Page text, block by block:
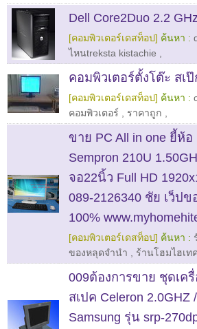
Dell Core2Duo 2.2
[คอมพิวเตอร์เดสท็อป] ค้นหา :
ไหนtreksta kistachie
คอมพิวเตอร์ตั้งโต๊ะ สเ
[คอมพิวเตอร์เดสท็อป] ค้นหา :
คอมพิวเตอร์
ราคาถูก
ขาย PC All in one ยี้ห้อ
Sempron 210U
จอ22นิ้ว Full HD
089-2126340 ชัย เว็ป
100%
[คอมพิวเตอร์เดสท็อป] ค้นหา :
ของหลุดจำนำ
ร้านโฮมไฮเท
009ต้องการขาย ชุดเค
สเปค Celeron 2.0GHZ
Samsung รุ่น srp-